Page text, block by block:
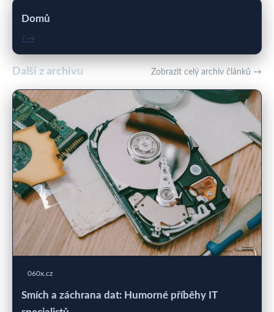
Domů
/ →
Další z archivu Zobrazit celý archiv článků →
060x.cz
Smích a záchrana dat: Humorné příběhy IT